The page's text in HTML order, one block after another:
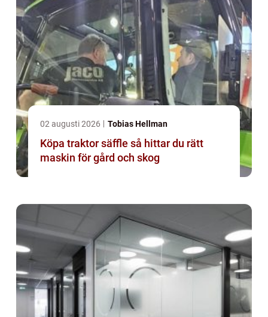
02 augusti 2026 Tobias Hellman
Köpa traktor säffle så hittar du rätt
maskin för gård och skog